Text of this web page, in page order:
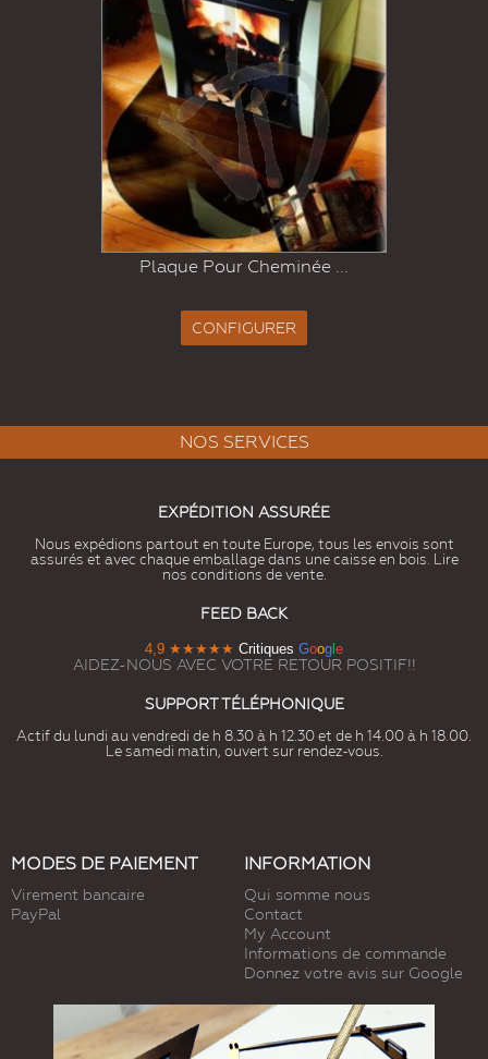
Plaque Pour Cheminée ...
CONFIGURER
NOS SERVICES
EXPÉDITION ASSURÉE
Nous expédions partout en toute Europe, tous les envois sont
assurés et avec chaque emballage dans une caisse en bois. Lire
nos conditions de vente.
FEED BACK
4,9 ★★★★★ Critiques Goog e
AIDEZ-NOUS AVEC VOTRE RETOUR POSITIF!!
SUPPORT TÉLÉPHONIQUE
Actif du lundi au vendredi de h 8.30 à h 12.30 et de h 14.00 à h 18.00.
Le samedi matin, ouvert sur rendez-vous.
MODES DE PAIEMENT
Virement bancaire
PayPal
INFORMATION
Qui somme nous
Contact
My Account
Informations de commande
Donnez votre avis sur Google